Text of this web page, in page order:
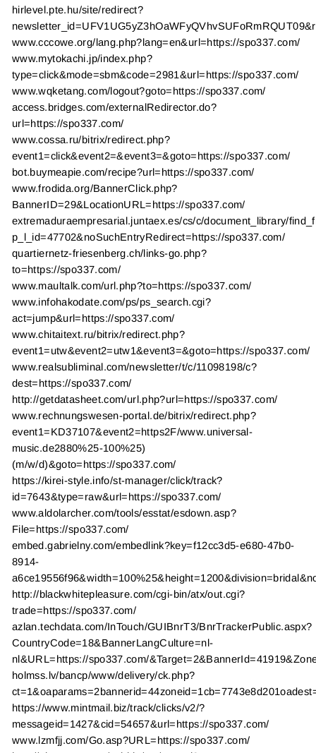
hirlevel.pte.hu/site/redirect?
www.cccowe.org/lang.php?lang=en&url=https://spo337.com/
www.mytokachi.jp/index.php?
type=click&mode=sbm&code=2981&url=https://spo337.com/
www.wqketang.com/logout?goto=https://spo337.com/
access.bridges.com/externalRedirector.do?
url=https://spo337.com/
www.cossa.ru/bitrix/redirect.php?
event1=click&event2=&event3=&goto=https://spo337.com/
bot.buymeapie.com/recipe?url=https://spo337.com/
www.frodida.org/BannerClick.php?
BannerID=29&LocationURL=https://spo337.com/
extremaduraempresarial.juntaex.es/cs/c/document_library/
p_l_id=47702&noSuchEntryRedirect=https://spo337.com/
quartiernetz-friesenberg.ch/links-go.php?
to=https://spo337.com/
www.maultalk.com/url.php?to=https://spo337.com/
www.infohakodate.com/ps/ps_search.cgi?
act=jump&url=https://spo337.com/
www.chitaitext.ru/bitrix/redirect.php?
event1=utw&event2=utw1&event3=&goto=https://spo337.com/
www.realsubliminal.com/newsletter/t/c/11098198/c?
dest=https://spo337.com/
http://getdatasheet.com/url.php?url=https://spo337.com/
www.rechnungswesen-portal.de/bitrix/redirect.php?
event1=KD37107&event2=https2F/www.universal-
music.de2880%25-100%25)
(m/w/d)&goto=https://spo337.com/
https://kirei-style.info/st-manager/click/track?
id=7643&type=raw&url=https://spo337.com/
www.aldolarcher.com/tools/esstat/esdown.asp?
File=https://spo337.com/
embed.gabrielny.com/embedlink?key=f12cc3d5-e680-47b0-
8914-
http://blackwhitepleasure.com/cgi-bin/atx/out.cgi?
trade=https://spo337.com/
azlan.techdata.com/InTouch/GUIBnrT3/BnrTrackerPublic.aspx?
CountryCode=18&BannerLangCulture=nl-
nl&URL=https://spo337.com/
holmss.lv/bancp/www/delivery/ck.php?
https://www.mintmail.biz/track/clicks/v2/?
messageid=1427&cid=54657&url=https://spo337.com/
www.lzmfjj.com/Go.asp?URL=https://spo337.com/